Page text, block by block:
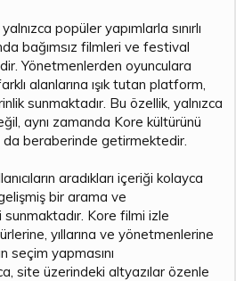
popüler yapımlarla sınırlı
bağımsız filmleri ve festival
Yönetmenlerden oyunculara
alanlarına ışık tutan platform,
sunmaktadır. Bu özellik, yalnızca
aynı zamanda Kore kültürünü
da beraberinde getirmektedir.
aradıkları içeriği kolayca
bir arama ve
Kore filmi izle
yıllarına ve yönetmenlerine
seçim yapmasını
site üzerindeki altyazılar özenle